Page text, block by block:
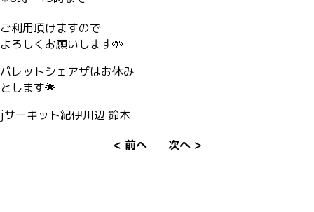
ご利用頂けますので
よろしくお願いします🤲
パレットシェアザはお休み
とします🌟
jサーキット紀伊川辺 鈴木
< 前へ
次へ >